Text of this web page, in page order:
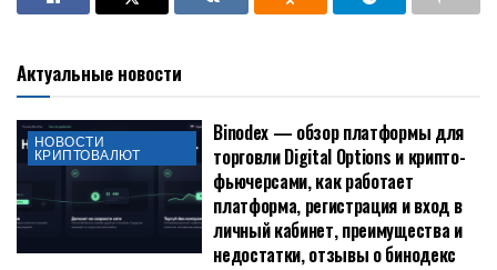
Актуальные новости
НОВОСТИ
КРИПТОВАЛЮТ
Binodex — обзор платформы для
торговли Digital Options и крипто-
фьючерсами, как работает
платформа, регистрация и вход в
личный кабинет, преимущества и
недостатки, отзывы о бинодекс